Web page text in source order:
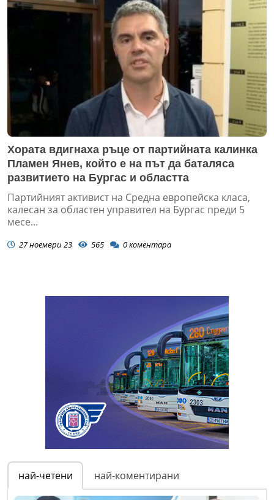
Хората вдигнаха ръце от партийната калинка
Пламен Янев, който е на път да баталяса
развитието на Бургас и областта
Партийният активист на Средна европейска класа,
калесан за областен управител на Бургас преди 5
месе...
27 ноември 23 565 0коментара
най-четени най-коментирани